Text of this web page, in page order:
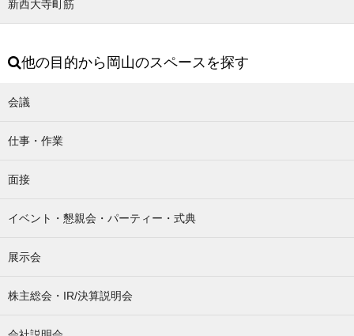
新西大寺町筋
他の目的から岡山のスペースを探す
会議
仕事・作業
面接
イベント・懇親会・パーティー・式典
展示会
株主総会・IR/決算説明会